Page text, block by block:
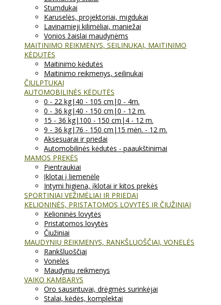
Stumdukai
Karuselės, projektoriai, migdukai
Lavinamieji kilimėliai, maniežai
Vonios žaislai maudynėms
MAITINIMO REIKMENYS, SEILINUKAI, MAITINIMO
KĖDUTĖS
Maitinimo kėdutės
Maitinimo reikmenys, seilinukai
ČIULPTUKAI
AUTOMOBILINĖS KĖDUTĖS
0 - 22 kg|40 - 105 cm|0 - 4m.
0 - 36 kg|40 - 150 cm|0 - 12 m.
15 - 36 kg|100 - 150 cm|4 - 12 m.
9 - 36 kg|76 - 150 cm|15 mėn. - 12 m.
Aksesuarai ir priedai
Automobilinės kėdutės - paaukštinimai
MAMOS PREKĖS
Pientraukiai
Įklotai į liemenėlę
Intymi higiena, įklotai ir kitos prekės
SPORTINIAI VEŽIMĖLIAI IR PRIEDAI
KELIONINĖS, PRISTATOMOS LOVYTĖS IR ČIUŽINIAI
Kelioninės lovytės
Pristatomos lovytės
Čiužiniai
MAUDYNIŲ REIKMENYS, RANKŠLUOŠČIAI, VONELĖS
Rankšluoščiai
Vonelės
Maudynių reikmenys
VAIKO KAMBARYS
Oro sausintuvai, drėgmės surinkėjai
Stalai, kėdės, komplektai